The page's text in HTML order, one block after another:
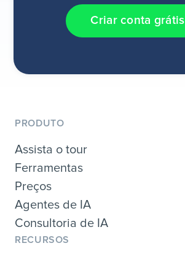
Criar conta grátis
PRODUTO
Assista o tour
Ferramentas
Preços
Agentes de IA
Consultoria de IA
RECURSOS